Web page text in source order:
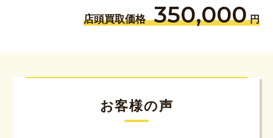
店頭買取価格 350,000 円
お客様の声